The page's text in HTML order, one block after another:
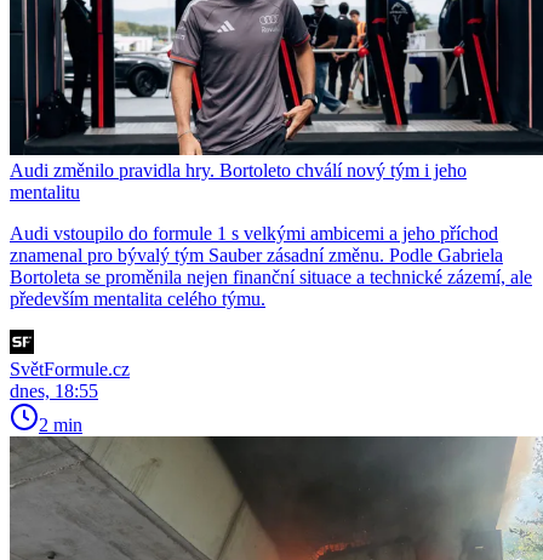
Audi změnilo pravidla hry. Bortoleto chválí nový tým i jeho
mentalitu
Audi vstoupilo do formule 1 s velkými ambicemi a jeho příchod
znamenal pro bývalý tým Sauber zásadní změnu. Podle Gabriela
Bortoleta se proměnila nejen finanční situace a technické zázemí, ale
především mentalita celého týmu.
SvětFormule.cz
dnes, 18:55
2 min